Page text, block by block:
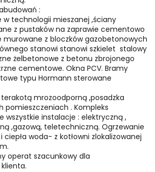
:
w technologii mieszanej ,ściany
z pustaków na zaprawie cementowo
murowane z bloczków gazobetonowych
stanowi stanowi szkielet stalowy
żelbetonowe z betonu zbrojonego
cementowe. Okna PCV. Bramy
typu Hormann sterowane
terakotą mrozoodporną ,posadzka
pomieszczeniach . Kompleks
wszystkie instalacje : elektryczną ,
,gazową, teletechniczną. Ogrzewanie
ciepła woda- z kotłowni zlokalizowanej
operat szacunkowy dla